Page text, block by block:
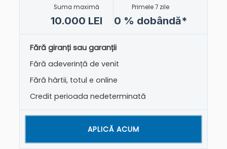
Suma maximă
10.000 LEI
Primele 7 zile
0 % dobândă*
Fără giranți sau garanții
Fără adeverință de venit
Fără hârtii, totul e online
Credit perioada nedeterminată
APLICĂ ACUM